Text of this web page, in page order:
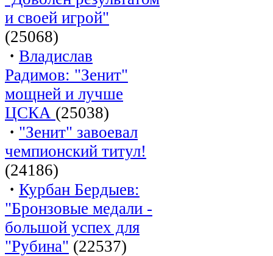
и своей игрой"
(25068)
· Владислав
Радимов: "Зенит"
мощней и лучше
ЦСКА (25038)
· "Зенит" завоевал
чемпионский титул!
(24186)
· Курбан Бердыев:
"Бронзовые медали -
большой успех для
"Рубина" (22537)